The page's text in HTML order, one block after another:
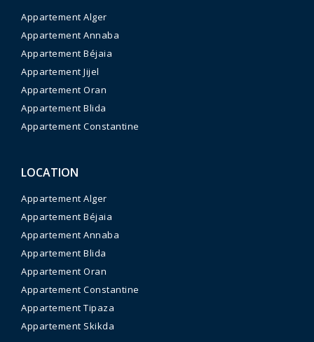
Appartement Alger
Appartement Annaba
Appartement Béjaia
Appartement Jijel
Appartement Oran
Appartement Blida
Appartement Constantine
LOCATION
Appartement Alger
Appartement Béjaia
Appartement Annaba
Appartement Blida
Appartement Oran
Appartement Constantine
Appartement Tipaza
Appartement Skikda